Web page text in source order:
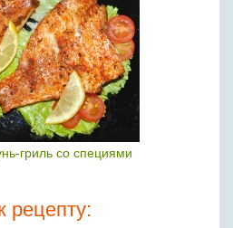
гриль со специями
рецепту: